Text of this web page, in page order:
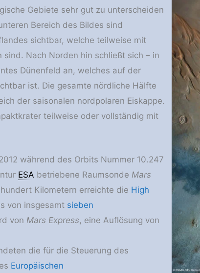
Gebiete sehr gut zu unterscheiden
Bereich des Bildes sind
sichtbar, welche teilweise mit
Nach Norden hin schließt sich – in
Dünenfeld an, welches auf der
ist. Die gesamte nördliche Hälfte
der saisonalen nordpolaren Eiskappe.
teilweise oder vollständig mit
während des Orbits Nummer 10.247
ESA betriebene Raumsonde Mars
Kilometern erreichte die High
von insgesamt sieben
von Mars Express, eine Auflösung von
die für die Steuerung des
Europäischen